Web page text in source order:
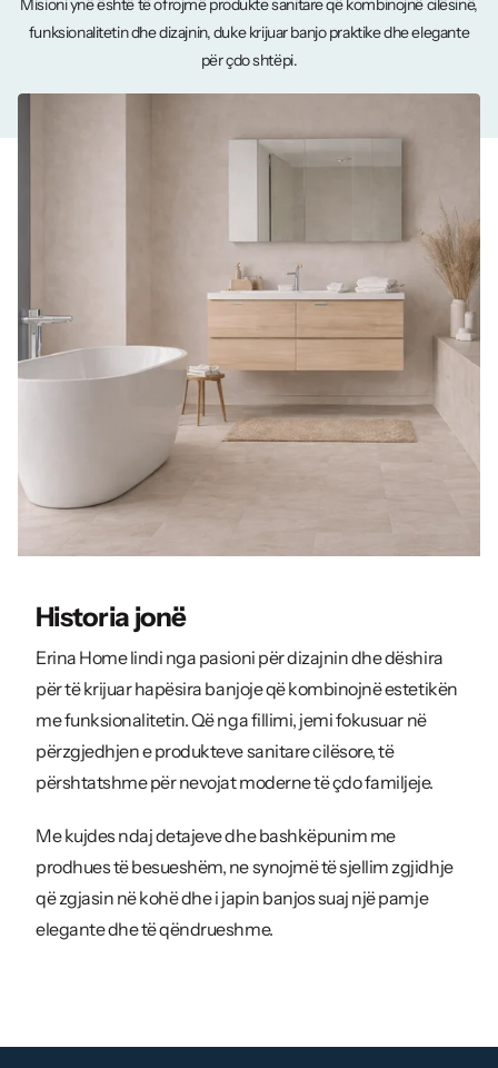
Misioni ynë është të ofrojmë produkte sanitare që kombinojnë cilësinë,
funksionalitetin dhe dizajnin, duke krijuar banjo praktike dhe elegante
për çdo shtëpi.
Historia jonë
Erina Home lindi nga pasioni për dizajnin dhe dëshira
për të krijuar hapësira banjoje që kombinojnë estetikën
me funksionalitetin. Që nga fillimi, jemi fokusuar në
përzgjedhjen e produkteve sanitare cilësore, të
përshtatshme për nevojat moderne të çdo familjeje.
Me kujdes ndaj detajeve dhe bashkëpunim me
prodhues të besueshëm, ne synojmë të sjellim zgjidhje
që zgjasin në kohë dhe i japin banjos suaj një pamje
elegante dhe të qëndrueshme.